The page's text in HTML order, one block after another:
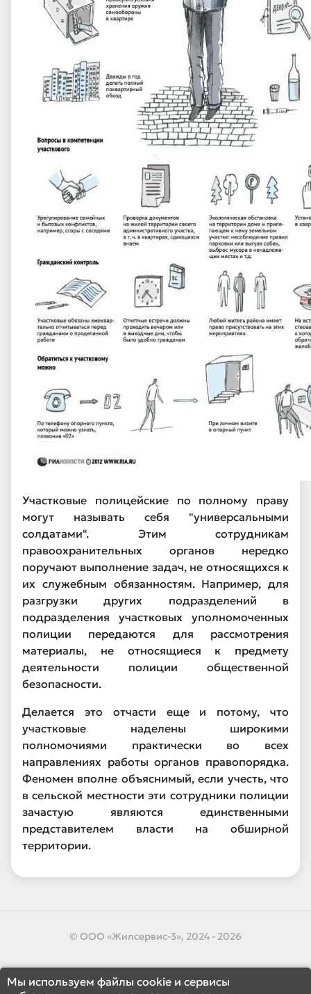
Участковые полицейские по полному праву
могут называть себя "универсальными
солдатами". Этим сотрудникам
правоохранительных органов нередко
поручают выполнение задач, не относящихся к
их служебным обязанностям. Например, для
разгрузки других подразделений в
подразделения участковых уполномоченных
полиции передаются для рассмотрения
материалы, не относящиеся к предмету
деятельности полиции общественной
безопасности.
Делается это отчасти еще и потому, что
участковые наделены широкими
полномочиями практически во всех
направлениях работы органов правопорядка.
Феномен вполне объяснимый, если учесть, что
в сельской местности эти сотрудники полиции
зачастую являются единственными
представителем власти на обширной
территории.
© ООО «Жилсервис-3», 2024 - 2026
Мы используем файлы cookie и сервисы